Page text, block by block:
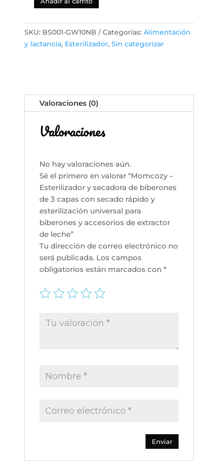
Momcozy
Esterilizador
y
capas
secado
esterilización
universal
biberones
accesorios
extractor
leche
cantidad
SKU: BS001-GW10NB Categorías: Alimentación
y lactancia, Esterilizador, Sin categorizar
Valoraciones (0)
Valoraciones
No hay valoraciones aún.
Sé el primero en valorar “Momcozy –
Esterilizador y secadora de biberones
de 3 capas con secado rápido y
esterilización universal para
biberones y accesorios de extractor
de leche”
Tu dirección de correo electrónico no
será publicada. Los campos
obligatorios están marcados con *